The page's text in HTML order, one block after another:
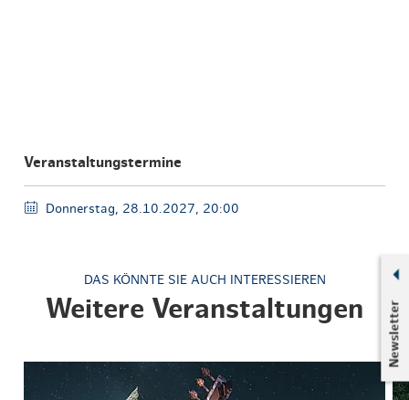
Newsletter
Veranstaltungstermine
Donnerstag, 28.10.2027, 20:00
DAS KÖNNTE SIE AUCH INTERESSIEREN
Weitere Veranstaltungen